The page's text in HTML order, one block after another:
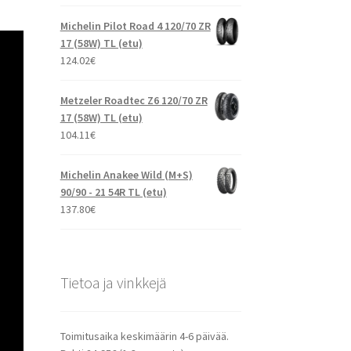
Michelin Pilot Road 4 120/70 ZR
17 (58W) TL (etu)
124.02€
Metzeler Roadtec Z6 120/70 ZR
17 (58W) TL (etu)
104.11€
Michelin Anakee Wild (M+S)
90/90 - 21 54R TL (etu)
137.80€
Tietoa ja vinkkejä
Toimitusaika keskimäärin 4-6 päivää.